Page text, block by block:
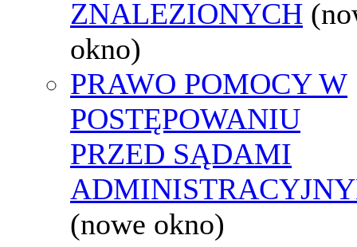
ZNALEZIONYCH
okno)
PRAWO POMOCY W
POSTĘPOWANIU
PRZED SĄDAMI
(nowe okno)